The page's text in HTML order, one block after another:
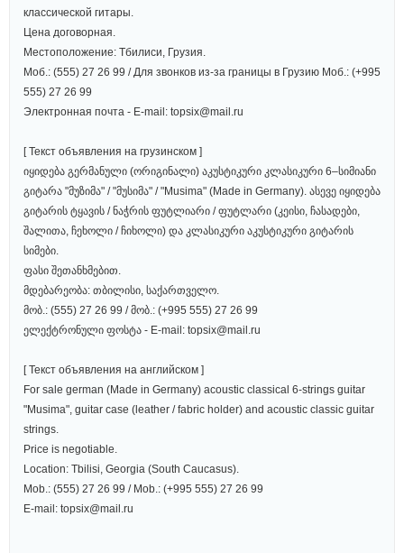
классической гитары.
Цена договорная.
Местоположение: Тбилиси, Грузия.
Моб.: (555) 27 26 99 / Для звонков из-за границы в Грузию Моб.: (+995
555) 27 26 99
Электронная почта - E-mail: topsix@mail.ru
[ Текст объявления на грузинском ]
იყიდება გერმანული (ორიგინალი) აკუსტიკური კლასიკური 6–სიმიანი
გიტარა "მუზიმა" / "მუსიმა" / "Musima" (Made in Germany). ასევე იყიდება
გიტარის ტყავის / ნაჭრის ფუტლიარი / ფუტლარი (კეისი, ჩასადები,
შალითა, ჩეხოლი / ჩიხოლი) და კლასიკური აკუსტიკური გიტარის
სიმები.
ფასი შეთანხმებით.
მდებარეობა: თბილისი, საქართველო.
მობ.: (555) 27 26 99 / მობ.: (+995 555) 27 26 99
ელექტრონული ფოსტა - E-mail: topsix@mail.ru
[ Текст объявления на английском ]
For sale german (Made in Germany) acoustic classical 6-strings guitar
"Musima", guitar case (leather / fabric holder) and acoustic classic guitar
strings.
Price is negotiable.
Location: Tbilisi, Georgia (South Caucasus).
Mob.: (555) 27 26 99 / Mob.: (+995 555) 27 26 99
E-mail: topsix@mail.ru